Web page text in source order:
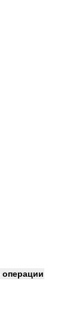
операции